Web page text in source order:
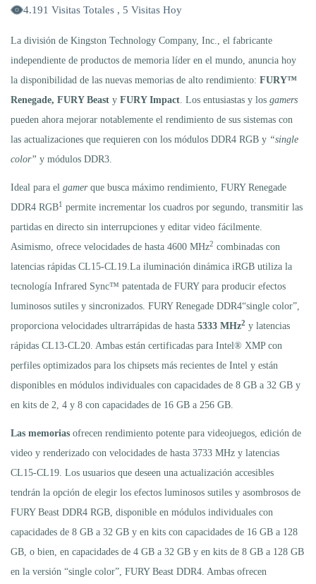
4.191 Visitas Totales , 5 Visitas Hoy
La división de Kingston Technology Company, Inc., el fabricante
independiente de productos de memoria líder en el mundo, anuncia hoy
la disponibilidad de las nuevas memorias de alto rendimiento: FURY™
Renegade, FURY Beast y FURY Impact . Los entusiastas y los gamers
pueden ahora mejorar notablemente el rendimiento de sus sistemas con
las actualizaciones que requieren con los módulos DDR4 RGB y “single
color” y módulos DDR3.
Ideal para el gamerque busca máximo rendimiento, FURY Renegade
DDR4 RGB1
permite incrementar los cuadros por segundo, transmitir las
partidas en directo sin interrupciones y editar video fácilmente.
Asimismo, ofrece velocidades de hasta 4600 MHz2 combinadas con
latencias rápidas CL15-CL19.La iluminación dinámica iRGB utiliza la
tecnología Infrared Sync™ patentada de FURY para producir efectos
luminosos sutiles y sincronizados. FURY Renegade DDR4“single color”,
proporciona velocidades ultrarrápidas de hasta 5333 MHz2 y latencias
rápidas CL13-CL20. Ambas están certificadas para Intel® XMP con
perfiles optimizados para los chipsets más recientes de Intel y están
disponibles en módulos individuales con capacidades de 8 GB a 32 GB y
en kits de 2, 4 y 8 con capacidades de 16 GB a 256 GB.
Las memorias ofrecen rendimiento potente para videojuegos, edición de
video y renderizado con velocidades de hasta 3733 MHz y latencias
CL15-CL19. Los usuarios que deseen una actualización accesibles
tendrán la opción de elegir los efectos luminosos sutiles y asombrosos de
FURY Beast DDR4 RGB, disponible en módulos individuales con
capacidades de 8 GB a 32 GB y en kits con capacidades de 16 GB a 128
GB, o bien, en capacidades de 4 GB a 32 GB y en kits de 8 GB a 128 GB
en la versión “single color”, FURY Beast DDR4. Ambas ofrecen